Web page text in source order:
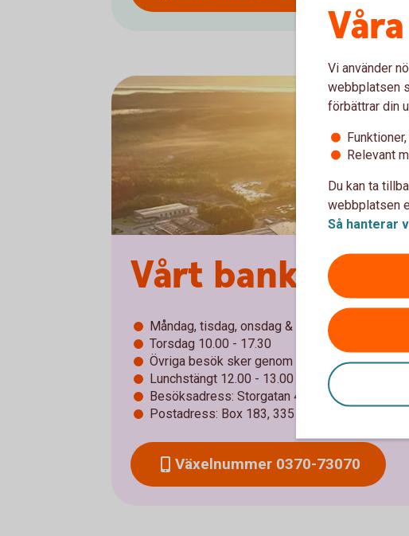
Vårt
Måndag, tisdag, onsdag & fredag 10.00 - 15.00
Torsdag 10.00 - 17.30
Övriga besök sker genom tidsbokning
Lunchstängt 12.00 - 13.00
Besöksadress: Storgatan 4, 335 30 Gnosjö
Postadress: Box 183, 335 24 Gnosjö
Växelnummer 0370-73070
Vi använder
webbplatsen
förbättrar din
Relevant
Du kan ta
webbplatsen
Så hanterar